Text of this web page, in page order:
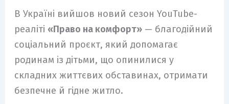
В Україні вийшов новий сезон YouTube-
реаліті «Право на комфорт» — благодійний
соціальний проєкт, який допомагає
родинам із дітьми, що опинилися у
складних життєвих обставинах, отримати
безпечне й гідне житло.